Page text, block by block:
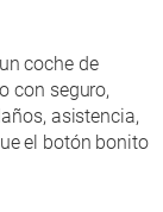
coche de
con seguro,
asistencia,
el botón bonito